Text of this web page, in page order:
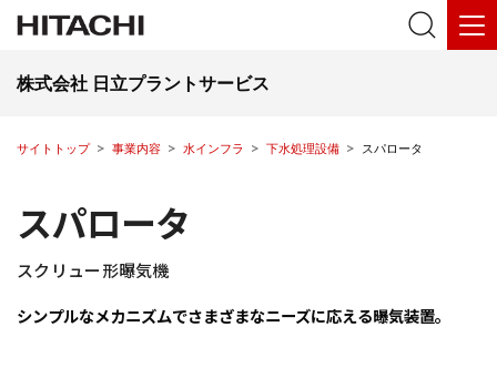
株式会社 日立プラントサービス
サイトトップ 事業内容 水インフラ 下水処理設備 スパロータ
スパロータ
スクリュー形曝気機
シンプルなメカニズムでさまざまなニーズに応える曝気装置。